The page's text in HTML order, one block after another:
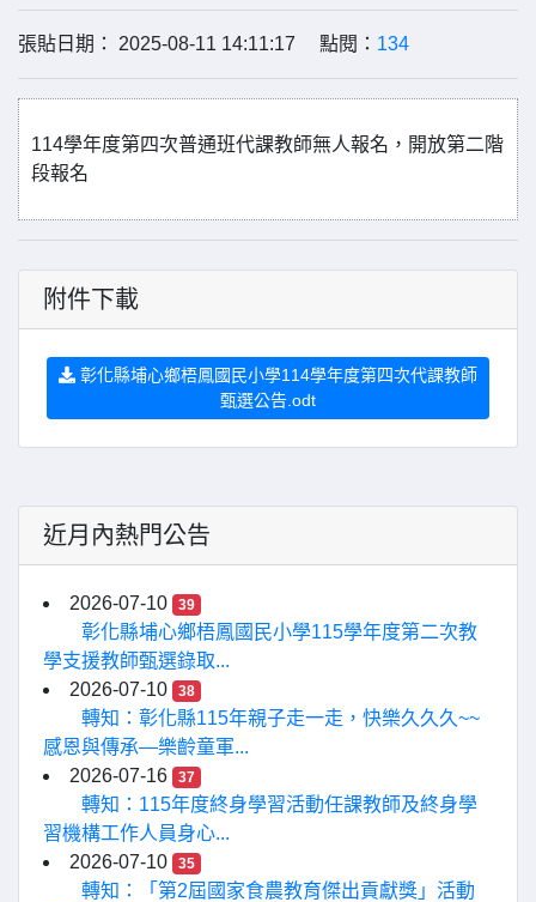
張貼日期： 2025-08-11 14:11:17 點閱： 134
114學年度第四次普通班代課教師無人報名，開放第二階
段報名
附件下載
彰化縣埔心鄉梧鳳國民小學114學年度第四次代課教師
甄選公告.odt
近月內熱門公告
2026-07-10 39
彰化縣埔心鄉梧鳳國民小學115學年度第二次教
學支援教師甄選錄取...
2026-07-10
38
轉知：彰化縣115年親子走一走，快樂久久久~~
感恩與傳承—樂齡童軍...
2026-07-16
37
轉知：115年度終身學習活動任課教師及終身學
習機構工作人員身心...
2026-07-10
35
轉知：「第2屆國家食農教育傑出貢獻獎」活動